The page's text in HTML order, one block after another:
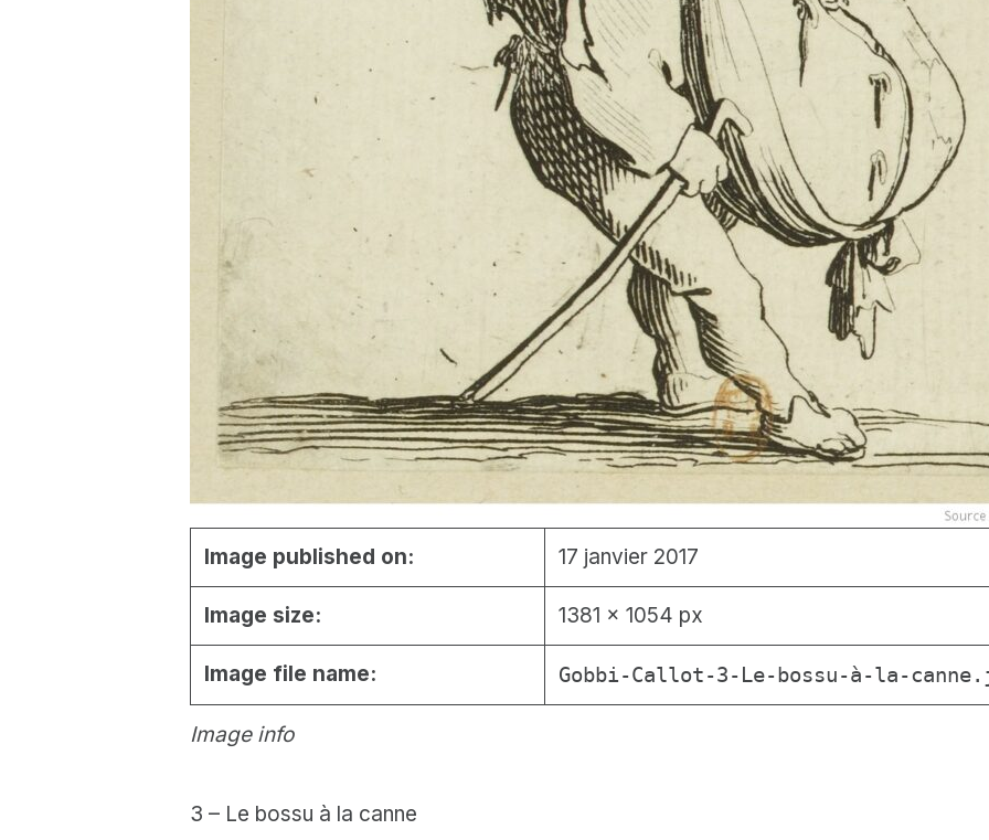
Image info
Image published on: 17 janvier 2017
Image size: 1381 × 1054 px
Image file name: Gobbi-Callot-3-Le-bossu-à-la-
3 – Le bossu à la canne